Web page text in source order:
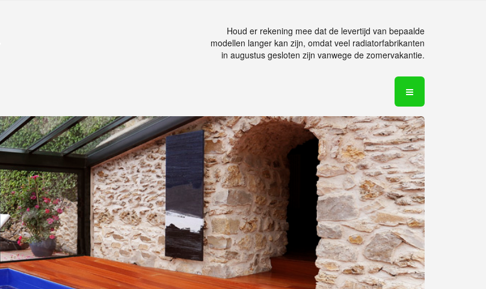
Houd er rekening mee dat de levertijd van bepaalde
modellen langer kan zijn, omdat veel radiatorfabrikanten
in augustus gesloten zijn vanwege de zomervakantie.